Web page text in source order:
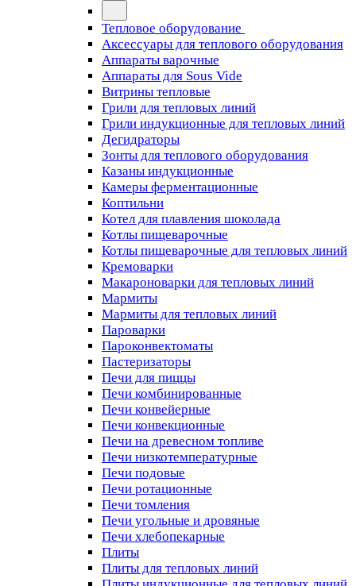
Тепловое оборудование
Аксессуары для теплового оборудования
Аппараты варочные
Аппараты для Sous Vide
Витрины тепловые
Грили для тепловых линий
Грили индукционные для тепловых линий
Дегидраторы
Зонты для теплового оборудования
Казаны индукционные
Камеры ферментационные
Коптильни
Котел для плавления шоколада
Котлы пищеварочные
Котлы пищеварочные для тепловых линий
Кремоварки
Макароноварки для тепловых линий
Мармиты
Мармиты для тепловых линий
Пароварки
Пароконвектоматы
Пастеризаторы
Печи для пиццы
Печи комбинированные
Печи конвейерные
Печи конвекционные
Печи на древесном топливе
Печи низкотемпературные
Печи подовые
Печи ротационные
Печи томления
Печи угольные и дровяные
Печи хлебопекарные
Плиты
Плиты для тепловых линий